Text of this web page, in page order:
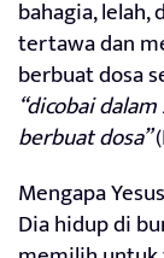
bahagia, lelah,
tertawa dan
berbuat dosa
“dicobai
berbuat dosa”
Mengapa
Dia hidup di